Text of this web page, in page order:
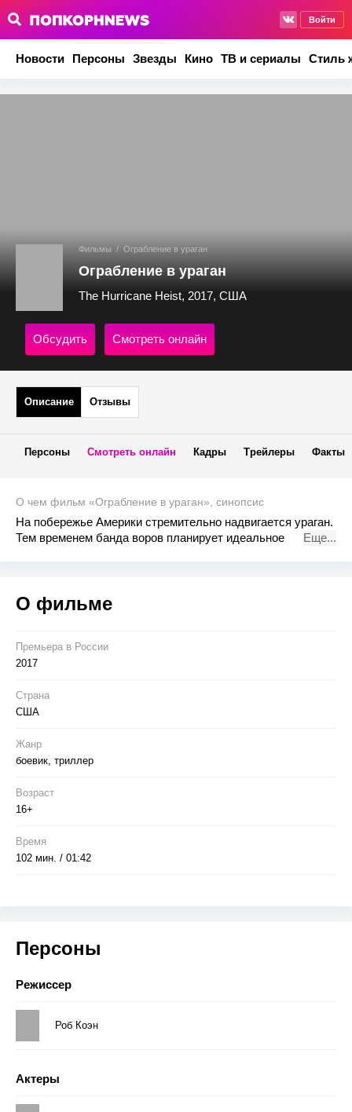
Войти
Новости Персоны Звезды Кино ТВ и сериалы Стиль
Фильмы / Ограбление в ураган
Ограбление в ураган
The Hurricane Heist, 2017, США
Обсудить Смотреть онлайн
Описание Отзывы
Персоны Смотреть онлайн Кадры Трейлеры Факты
О чем фильм «Ограбление в ураган», синопсис
На побережье Америки стремительно надвигается ураган.
Тем временем банда воров планирует идеальное
ураган усиливается до смертельно опасной Категории 5,
тщательно продуманный план ограбления века трещит по
Еще...
О фильме
Премьера в Росcии
2017
Страна
США
Жанр
боевик, триллер
Возраст
16+
Время
102 мин. / 01:42
Персоны
Режиссер
Роб Коэн
Актеры